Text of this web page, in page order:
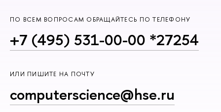
ПО ВСЕМ ВОПРОСАМ ОБРАЩАЙТЕСЬ ПО ТЕЛЕФОНУ
+7 (495) 531-00-00 *27254
ИЛИ ПИШИТЕ НА ПОЧТУ
computerscience@hse.ru